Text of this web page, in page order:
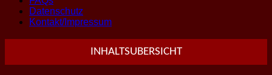
Datenschutz
Kontakt/Impressum
INHALTSUBERSICHT